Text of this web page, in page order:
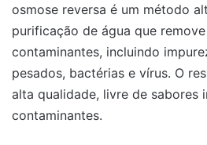
osmose reversa é um método
purificação de água que
contaminantes, incluindo
pesados, bactérias e vírus. O
alta qualidade, livre de sabores
contaminantes.